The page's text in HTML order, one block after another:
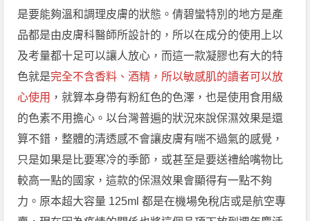
是要能夠溫和調理皮膚的狀態。倩碧蠻特別的地方是產
品都是由皮膚科醫師所設計的，所以在成分的使用上以
及考量都十足可以讓人放心，而這一款凝膠也有大的特
色就是完全不含香料、酒精，所以敏感肌的讀者可以放
心使用 ，就算本身帶有粉紅色的色澤，也是使用食用級
的色素不用擔心。以台灣普遍的狀況來說保濕效果是還
算不錯，整體的清透感不會讓皮膚有喘不過氣的感覺，
只是如果是比要寒冷的季節，或甚至是要送禮給嘴物比
較高一點的國家，這款的保濕效果會顯得有一點不夠
力。原本超大容量 125ml 都是在機場免稅店或是航空專